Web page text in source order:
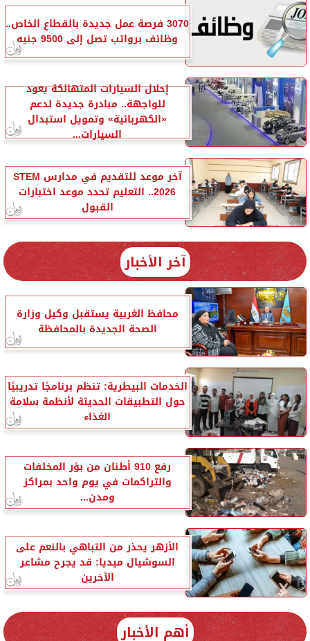
3070 فرصة عمل جديدة بالقطاع الخاص..
وظائف برواتب تصل إلى 9500 جنيه
إحلال السيارات المتهالكة يعود
للواجهة.. مبادرة جديدة لدعم
«الكهربائية» وتمويل استبدال
السيارات...
آخر موعد للتقديم في مدارس STEM
2026.. التعليم تحدد موعد اختبارات
القبول
آخر الأخبار
محافظ الغربية يستقبل وكيل وزارة
الصحة الجديدة بالمحافظة
الخدمات البيطرية: تنظم برنامجًا تدريبيًا
حول التطبيقات الحديثة لأنظمة سلامة
الغذاء
رفع 910 أطنان من بؤر المخلفات
والتراكمات في يوم واحد بمراكز
ومدن...
الأزهر يحذر من التباهي بالنعم على
السوشيال ميديا: قد يجرح مشاعر
الآخرين
أهم الأخبار